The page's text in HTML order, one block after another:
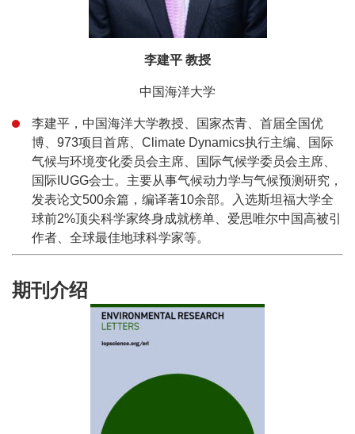
李建平 教授
中国海洋大学
李建平，中国海洋大学教授、国家杰青、首届全国优
博、973项目首席、Climate Dynamics执行主编、国际
气候与环境变化委员会主席、国际气候学委员会主席、
国际IUGG会士。主要从事气候动力学与气候预测研究，
发表论文500余篇，编译著10余部。入选斯坦福大学全
球前2%顶尖科学家终身成就榜单、爱思唯尔中国高被引
作者、全球最佳地球科学家等。
期刊介绍